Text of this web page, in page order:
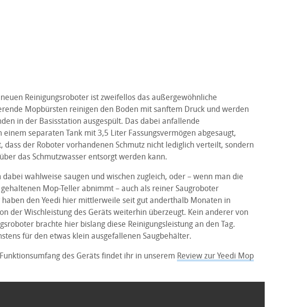
Reinigungsroboter ist zweifellos das außergewöhnliche
Mopbürsten reinigen den Boden mit sanftem Druck und werden
in der Basisstation ausgespült. Das dabei anfallende
einem separaten Tank mit 3,5 Liter Fassungsvermögen abgesaugt,
dass der Roboter vorhandenen Schmutz nicht lediglich verteilt, sondern
das Schmutzwasser entsorgt werden kann.
dabei wahlweise saugen und wischen zugleich, oder – wenn man die
Mop-Teller abnimmt – auch als reiner Saugroboter
den Yeedi hier mittlerweile seit gut anderthalb Monaten in
der Wischleistung des Geräts weiterhin überzeugt. Kein anderer von
brachte hier bislang diese Reinigungsleistung an den Tag.
für den etwas klein ausgefallenen Saugbehälter.
des Geräts findet ihr in unserem Review zur Yeedi Mop